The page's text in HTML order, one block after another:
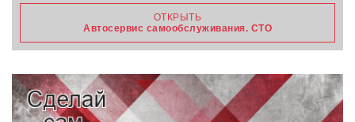
ОТКРЫТЬ
Автосервис самообслуживания. СТО